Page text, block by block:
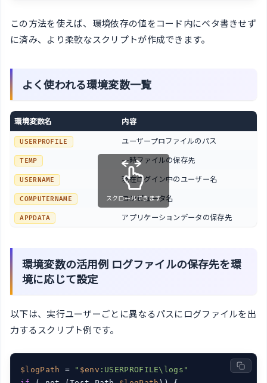
この方法を使えば、環境依存の値をコード内にベタ書きせず
に済み、より柔軟なスクリプトが作成できます。
よく使われる環境変数一覧
環境変数名 内容
USERPROFILE ユーザープロファイルのパス
TEMP 一時ファイルの保存先
USERNAME 現在ログイン中のユーザー名
COMPUTERNAME コンピュータ名
APPDATA アプリケーションデータの保存先
スクロールできます
環境変数の活用例 ログファイルの保存先を環
境に応じて設定
以下は、実行ユーザーごとに異なるパスにログファイルを出
力するスクリプト例です。
$logPath = " $env :USERPROFILE\logs"